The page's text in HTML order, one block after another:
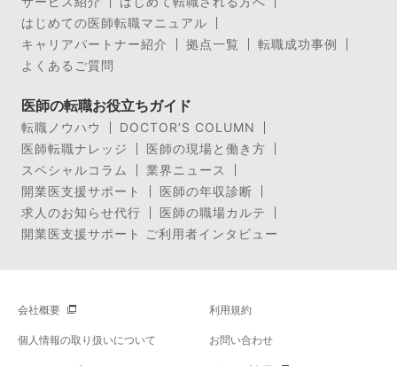
はじめての医師転職マニュアル
キャリアパートナー紹介
拠点一覧
転職成功事例
よくあるご質問
医師の転職お役立ちガイド
転職ノウハウ
DOCTOR’S COLUMN
医師転職ナレッジ
医師の現場と働き方
スペシャルコラム
業界ニュース
開業医支援サポート
医師の年収診断
求人のお知らせ代行
医師の職場カルテ
開業医支援サポート ご利用者インタビュー
会社概要 利用規約
個人情報の取り扱いについて お問い合わせ